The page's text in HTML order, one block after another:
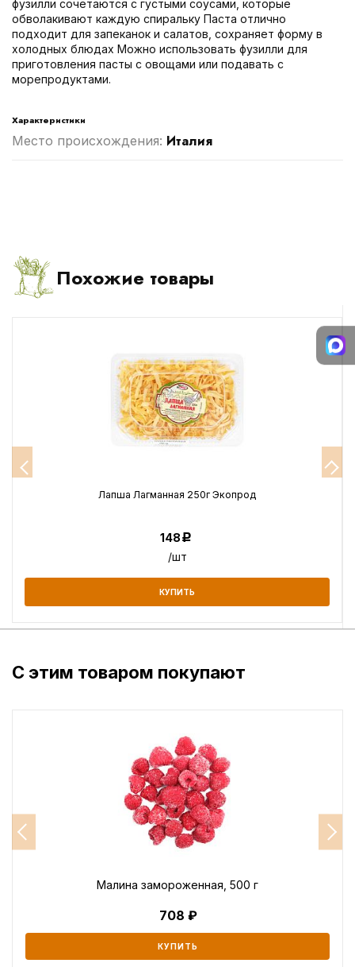
фузилли сочетаются с густыми соусами, которые
обволакивают каждую спиральку Паста отлично
подходит для запеканок и салатов, сохраняет форму в
холодных блюдах Можно использовать фузилли для
приготовления пасты с овощами или подавать с
морепродуктами.
Характеристики
Место происхождения: Италия
Похожие товары
Лапша Лагманная 250г Экопрод
148Р
/шт
КУПИТЬ
С этим товаром покупают
Малина замороженная, 500 г
708
КУПИТЬ